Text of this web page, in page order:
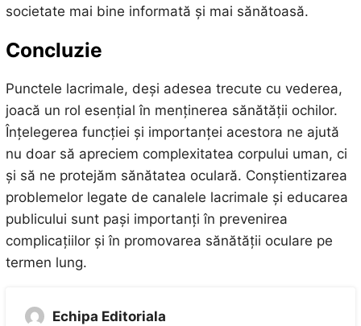
societate mai bine informată și mai sănătoasă.
Concluzie
Punctele lacrimale, deși adesea trecute cu vederea,
joacă un rol esențial în menținerea sănătății ochilor.
Înțelegerea funcției și importanței acestora ne ajută
nu doar să apreciem complexitatea corpului uman, ci
și să ne protejăm sănătatea oculară. Conștientizarea
problemelor legate de canalele lacrimale și educarea
publicului sunt pași importanți în prevenirea
complicațiilor și în promovarea sănătății oculare pe
termen lung.
Echipa Editoriala